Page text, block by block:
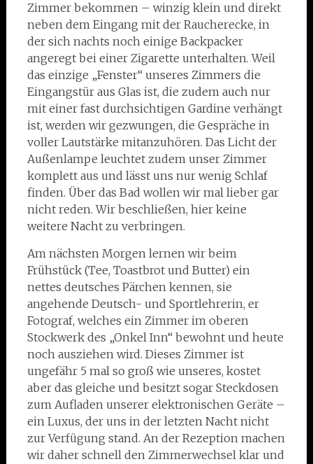
Zimmer bekommen – winzig klein und direkt
neben dem Eingang mit der Raucherecke, in
der sich nachts noch einige Backpacker
angeregt bei einer Zigarette unterhalten. Weil
das einzige „Fenster“ unseres Zimmers die
Eingangstür aus Glas ist, die zudem auch nur
mit einer fast durchsichtigen Gardine verhängt
ist, werden wir gezwungen, die Gespräche in
voller Lautstärke mitanzuhören. Das Licht der
Außenlampe leuchtet zudem unser Zimmer
komplett aus und lässt uns nur wenig Schlaf
finden. Über das Bad wollen wir mal lieber gar
nicht reden. Wir beschließen, hier keine
weitere Nacht zu verbringen.
Am nächsten Morgen lernen wir beim
Frühstück (Tee, Toastbrot und Butter) ein
nettes deutsches Pärchen kennen, sie
angehende Deutsch- und Sportlehrerin, er
Fotograf, welches ein Zimmer im oberen
Stockwerk des „Onkel Inn“ bewohnt und heute
noch ausziehen wird. Dieses Zimmer ist
ungefähr 5 mal so groß wie unseres, kostet
aber das gleiche und besitzt sogar Steckdosen
zum Aufladen unserer elektronischen Geräte –
ein Luxus, der uns in der letzten Nacht nicht
zur Verfügung stand. An der Rezeption machen
wir daher schnell den Zimmerwechsel klar und